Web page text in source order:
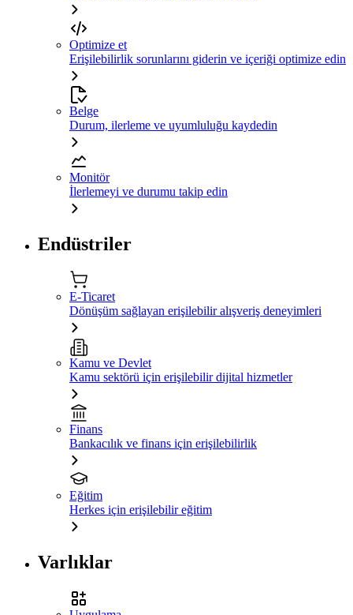
Optimize et
Erişilebilirlik sorunlarını giderin ve içeriği optimize edin
Belge
Durum, ilerleme ve uyumluluğu kaydedin
Monitör
İlerlemeyi ve durumu takip edin
Endüstriler
E-Ticaret
Dönüşüm sağlayan erişilebilir alışveriş deneyimleri
Kamu ve Devlet
Kamu sektörü için erişilebilir dijital hizmetler
Finans
Bankacılık ve finans için erişilebilirlik
Eğitim
Herkes için erişilebilir eğitim
Varlıklar